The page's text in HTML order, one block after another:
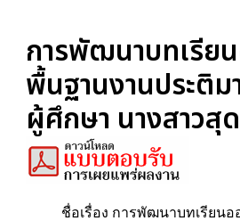
การพัฒนาบทเรีย
พื้นฐานงานประติ
ผู้ศึกษา นางสาวสุ
ชื่อเรื่อง การพัฒนาบทเรียน